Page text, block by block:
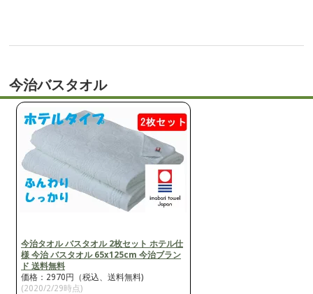
今治バスタオル
今治タオル バスタオル 2枚セット ホテル仕
様 今治 バスタオル 65x125cm 今治ブラン
ド 送料無料
価格：2970円（税込、送料無料)
(2020/2/29時点)